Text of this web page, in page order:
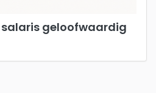
geloofwaardig